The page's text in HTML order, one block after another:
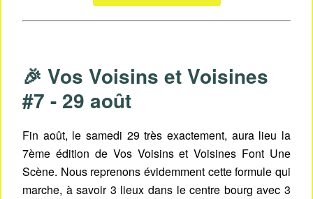
🎉 Vos Voisins et Voisines
#7 - 29 août
Fin août, le samedi 29 très exactement, aura lieu la
7ème édition de Vos Voisins et Voisines Font Une
Scène. Nous reprenons évidemment cette formule qui
marche, à savoir 3 lieux dans le centre bourg avec 3